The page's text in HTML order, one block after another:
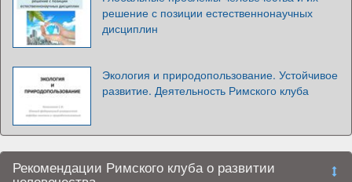
решение с позиции естественнонаучных
дисциплин
Экология и природопользование. Устойчивое
развитие. Деятельность Римского клуба
Рекомендации Римского клуба о развитии